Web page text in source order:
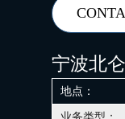
宁波北
地点：